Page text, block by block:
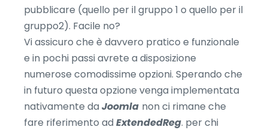
pubblicare (quello per il gruppo 1 o quello per il
gruppo2). Facile no?
Vi assicuro che è davvero pratico e funzionale
e in pochi passi avrete a disposizione
numerose comodissime opzioni. Sperando che
in futuro questa opzione venga implementata
nativamente da Joomla non ci rimane che
fare riferimento ad ExtendedReg. per chi